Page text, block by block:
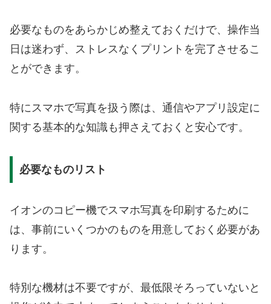
必要なものをあらかじめ整えておくだけで、操作当
日は迷わず、ストレスなくプリントを完了させるこ
とができます。
特にスマホで写真を扱う際は、通信やアプリ設定に
関する基本的な知識も押さえておくと安心です。
必要なものリスト
イオンのコピー機でスマホ写真を印刷するために
は、事前にいくつかのものを用意しておく必要があ
ります。
特別な機材は不要ですが、最低限そろっていないと